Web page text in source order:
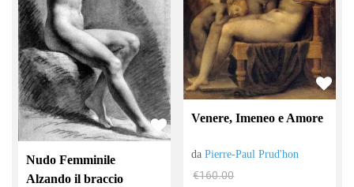
Nudo Femminile
Alzando il braccio
Venere, Imeneo e Amore
daPierre-Paul Prud'hon
€160.00